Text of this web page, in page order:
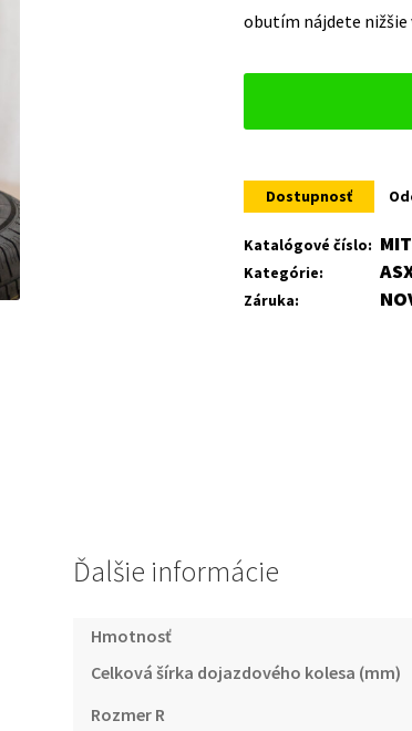
obutím nájdete
Dostupnosť
Katalógové číslo:
Kategórie:
Záruka:
Ďalšie informácie
Hmotnosť
Celková šírka dojazdového kolesa (mm)
Rozmer R